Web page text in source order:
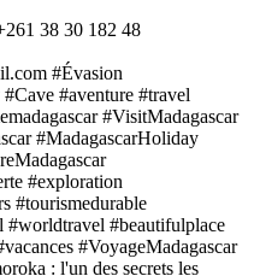
38 30 182 48
#Évasion
#aventure #travel
#VisitMadagascar
#MadagascarHoliday
#exploration
#tourismedurable
#worldtravel #beautifulplace
#VoyageMadagascar
: l'un des secrets les